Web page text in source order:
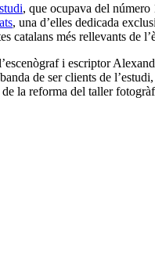
, que ocupava del
, una d’elles dedicada
catalans més rellevants de
i escriptor
de ser clients de
la reforma del taller